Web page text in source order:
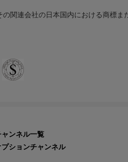
関連会社の日本国内における商標ま
ャンネル一覧
プションチャンネル